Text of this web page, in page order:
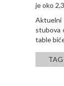
je oko
Aktuelni
stubova
table
TAG